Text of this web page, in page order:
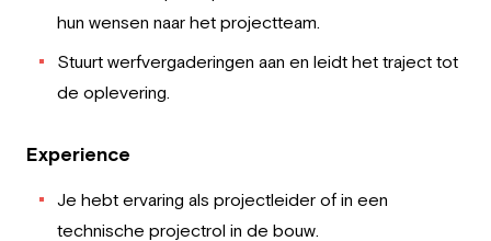
hun wensen naar het projectteam.
Stuurt werfvergaderingen aan en leidt het traject tot
de oplevering.
Experience
Je hebt ervaring als projectleider of in een
technische projectrol in de bouw.